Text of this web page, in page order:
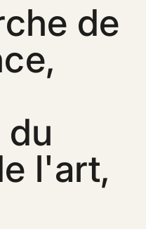
de
l'art,